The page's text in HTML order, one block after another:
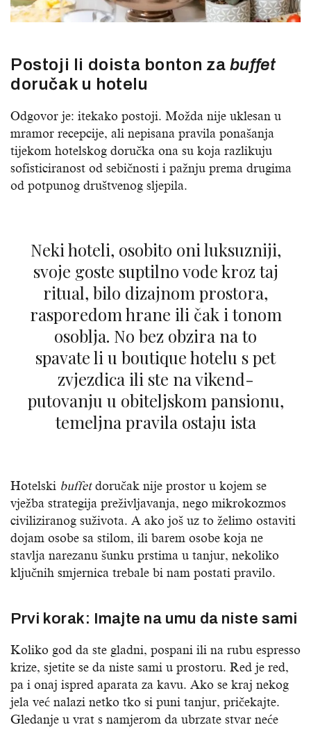
Postoji li doista bonton za buffet
doručak u hotelu
Odgovor je: itekako postoji. Možda nije uklesan u
mramor recepcije, ali nepisana pravila ponašanja
tijekom hotelskog doručka ona su koja razlikuju
sofisticiranost od sebičnosti i pažnju prema drugima
od potpunog društvenog sljepila.
Neki hoteli, osobito oni luksuzniji,
svoje goste suptilno vode kroz taj
ritual, bilo dizajnom prostora,
rasporedom hrane ili čak i tonom
osoblja. No bez obzira na to
spavate li u boutique hotelu s pet
zvjezdica ili ste na vikend-
putovanju u obiteljskom pansionu,
temeljna pravila ostaju ista
Hotelski buffetdoručak nije prostor u kojem se
vježba strategija preživljavanja, nego mikrokozmos
civiliziranog suživota. A ako još uz to želimo ostaviti
dojam osobe sa stilom, ili barem osobe koja ne
stavlja narezanu šunku prstima u tanjur, nekoliko
ključnih smjernica trebale bi nam postati pravilo.
Prvi korak: Imajte na umu da niste sami
Koliko god da ste gladni, pospani ili na rubu espresso
krize, sjetite se da niste sami u prostoru. Red je red,
pa i onaj ispred aparata za kavu. Ako se kraj nekog
jela već nalazi netko tko si puni tanjur, pričekajte.
Gledanje u vrat s namjerom da ubrzate stvar neće